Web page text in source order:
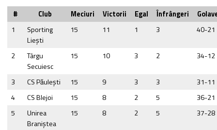
# Club Meciuri Victorii Egal Înfrângeri
1
Sporting
Lieşti
15 11 1 3 40-21
2
Târgu
Secuiesc
15 10 3 2 34-12
3 CS Păuleşti 15 9 3 3
31-11
4
CS Blejoi 15 8 2 5
36-21
5
Unirea
Braniştea
15 8 2 5 37-28